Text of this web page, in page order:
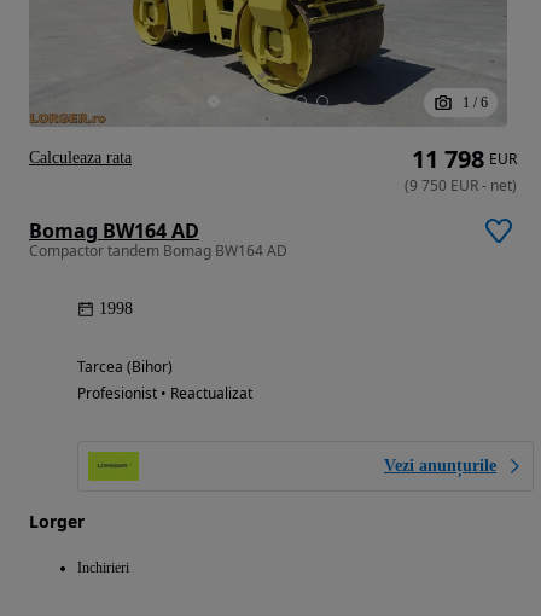
1 / 6
Bomag BW164 AD
Compactor tandem Bomag BW164 AD
1998
Tarcea (Bihor)
Profesionist • Reactualizat
Vezi anunțurile
Lorger
Inchirieri
11 798 EUR
(9 750 EUR- net)
Calculeaza rata